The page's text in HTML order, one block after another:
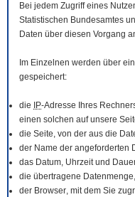
Bei jedem Zugriff eines
Statistischen Bundesamtes
Daten über diesen Vorgang
Im Einzelnen werden über
gespeichert:
die IP-Adresse Ihres
einen solchen auf unsere
die Seite, von der aus die
der Name der angeforderten
das Datum, Uhrzeit und
die übertragene Datenmenge,
der Browser, mit dem Sie